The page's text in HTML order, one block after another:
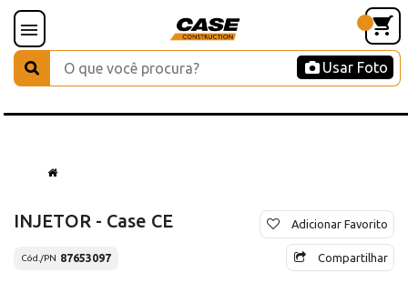
Usar Foto
INJETOR - Case CE
Cód./PN 87653097
Adicionar Favorito
Compartilhar